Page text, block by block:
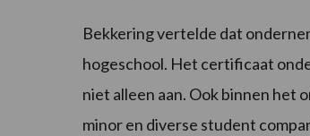
Bekkering vertelde dat
hogeschool. Het certificaat
niet alleen aan. Ook binnen het
minor en diverse student